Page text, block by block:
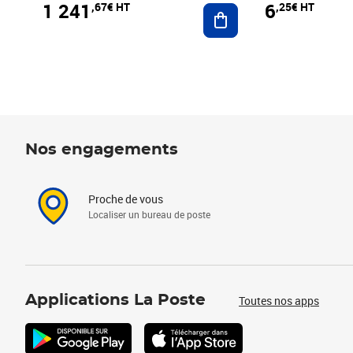
1 241 ,67€ HT Ajouter au panier
6,25€ HT
Nos engagements
Proche de vous
Localiser un bureau de poste
Applications La Poste Toutes nos apps